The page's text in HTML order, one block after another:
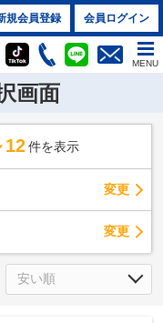
規会員登録 会員ログイン
MENU
画面
12 件を表示
変更
変更